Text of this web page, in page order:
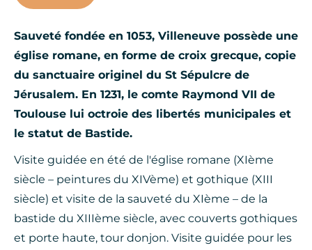
Sauveté fondée en 1053, Villeneuve possède une
église romane, en forme de croix grecque, copie
du sanctuaire originel du St Sépulcre de
Jérusalem. En 1231, le comte Raymond VII de
Toulouse lui octroie des libertés municipales et
le statut de Bastide.
Visite guidée en été de l'église romane (XIème
siècle – peintures du XIVème) et gothique (XIII
siècle) et visite de la sauveté du XIème – de la
bastide du XIIIème siècle, avec couverts gothiques
et porte haute, tour donjon. Visite guidée pour les